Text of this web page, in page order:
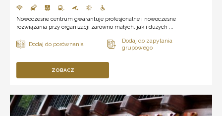
Nowoczesne centrum gwarantuje profesjonalne i nowoczesne
rozwiązania przy organizacji zarówno małych, jak i dużych ...
ZOBACZ